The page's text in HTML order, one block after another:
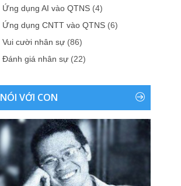
Ứng dụng AI vào QTNS (4)
Ứng dụng CNTT vào QTNS (6)
Vui cười nhân sự (86)
Đánh giá nhân sự (22)
NÓI VỚI CON